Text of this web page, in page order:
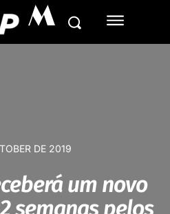
M
DE 2019
um novo
semanas pelos